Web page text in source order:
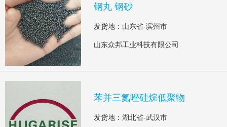
钢丸 钢砂
发货地：山东省-滨州市
山东众邦工业科技有限公司
苯并三氮唑硅烷低聚物
发货地：湖北省-武汉市